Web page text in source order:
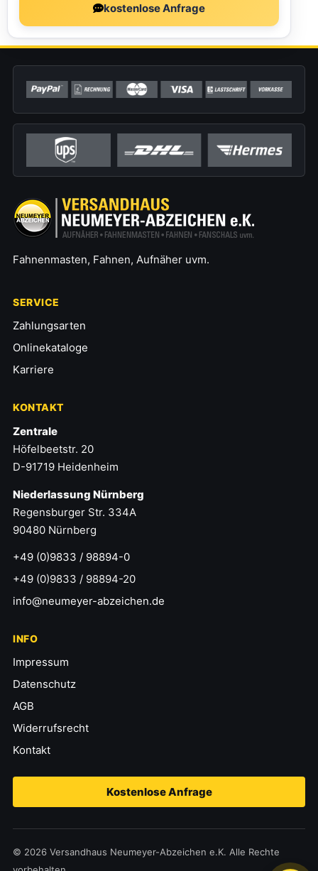
kostenlose Anfrage
Fahnenmasten, Fahnen, Aufnäher uvm.
SERVICE
Zahlungsarten
Onlinekataloge
Karriere
KONTAKT
Zentrale
Höfelbeetstr. 20
D-91719 Heidenheim
Niederlassung Nürnberg
Regensburger Str. 334A
90480 Nürnberg
+49 (0)9833 / 98894-0
+49 (0)9833 / 98894-20
info@neumeyer-abzeichen.de
INFO
Impressum
Datenschutz
AGB
Widerrufsrecht
Kontakt
Kostenlose Anfrage
© 2026 Versandhaus Neumeyer-Abzeichen e.K. Alle Rechte